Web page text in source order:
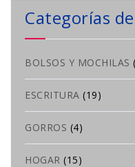
Categorías
BOLSOS Y MOCHILAS
ESCRITURA (19)
GORROS (4)
HOGAR (15)